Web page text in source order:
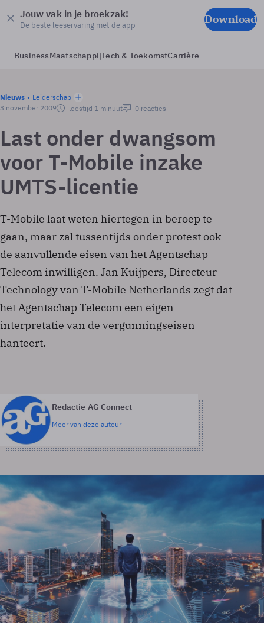
Jouw vak in je broekzak!
De beste leeservaring met de app Download
BusinessMaatschappijTech & ToekomstCarrière
Nieuws
Leiderschap
3 november 2009
leestijd 1 minuut 0 reacties
Last onder dwangsom
voor T-Mobile inzake
UMTS-licentie
T-Mobile laat weten hiertegen in beroep te
gaan, maar zal tussentijds onder protest ook
de aanvullende eisen van het Agentschap
Telecom inwilligen. Jan Kuijpers, Directeur
Technology van T-Mobile Netherlands zegt dat
het Agentschap Telecom een eigen
interpretatie van de vergunningseisen
hanteert.
Redactie AG Connect
Meer van deze auteur